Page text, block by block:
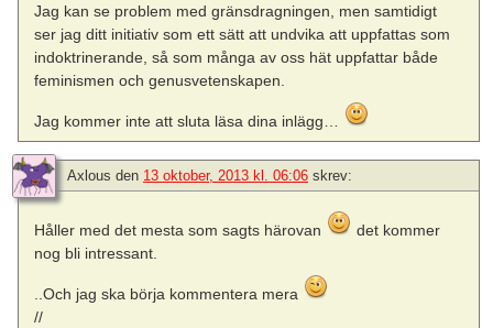
Jag kan se problem med gränsdragningen, men samtidigt
ser jag ditt initiativ som ett sätt att undvika att uppfattas som
indoktrinerande, så som många av oss hät uppfattar både
feminismen och genusvetenskapen.
Jag kommer inte att sluta läsa dina inlägg…
Axlous den 13 oktober, 2013 kl. 06:06 skrev:
Håller med det mesta som sagts härovan
det kommer
nog bli intressant.
..Och jag ska börja kommentera mera
//